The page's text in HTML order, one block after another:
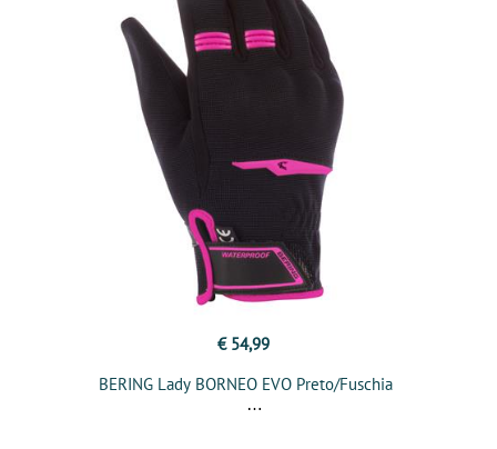
€ 54,99
BERING Lady BORNEO EVO Preto/Fuschia